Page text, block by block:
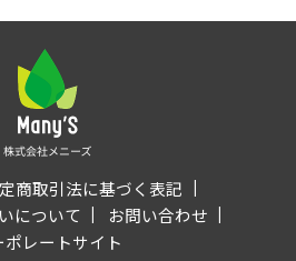
商取引法に基づく表記
について
お問い合わせ
ポレートサイト